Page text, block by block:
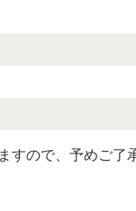
すので、予めご了